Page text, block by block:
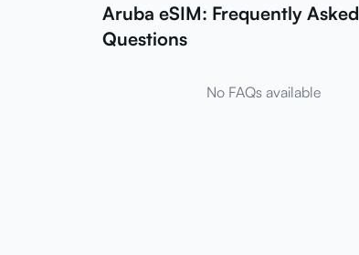
Aruba eSIM: Frequently Asked
Questions
No FAQs available